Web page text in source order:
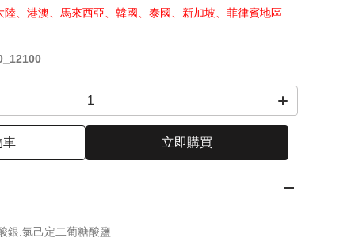
、港澳、馬來西亞、韓國、泰國、新加坡、菲律賓地區
車 立即購買
銀.氯己定二葡糖酸鹽